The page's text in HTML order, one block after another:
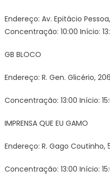
Endereço: Av. Epitácio
Concentração: 10:00 Início:
GB BLOCO
Endereço: R. Gen. Glicério,
Concentração: 13:00 Início:
IMPRENSA QUE EU GAMO
Endereço: R. Gago Coutinho,
Concentração: 13:00 Início: